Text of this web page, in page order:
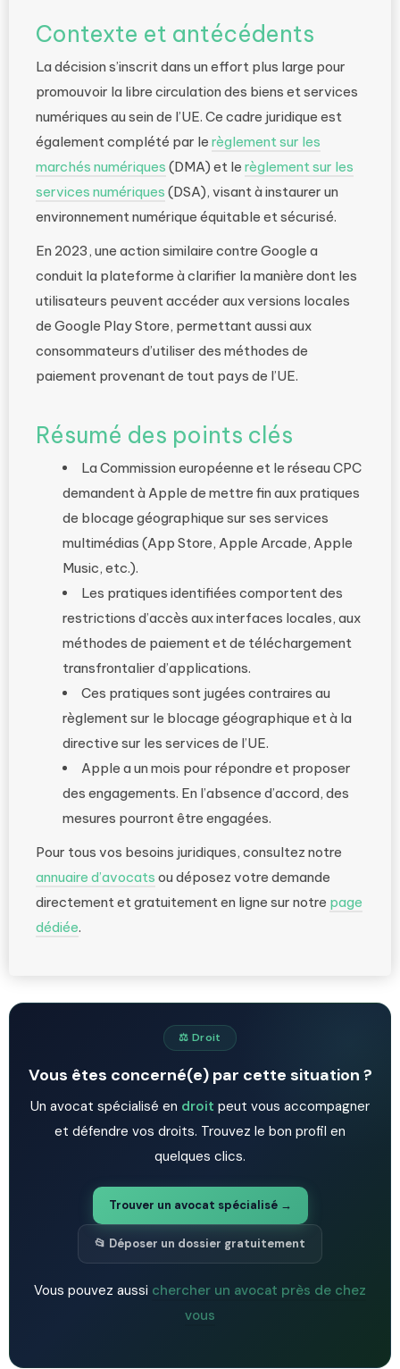
Contexte et antécédents
La décision s’inscrit dans un effort plus large pour
promouvoir la libre circulation des biens et services
numériques au sein de l’UE. Ce cadre juridique est
également complété par le règlement sur les
marchés numériques (DMA) et le règlement sur les
services numériques (DSA), visant à instaurer un
environnement numérique équitable et sécurisé.
En 2023, une action similaire contre Google a
conduit la plateforme à clarifier la manière dont les
utilisateurs peuvent accéder aux versions locales
de Google Play Store, permettant aussi aux
consommateurs d’utiliser des méthodes de
paiement provenant de tout pays de l’UE.
Résumé des points clés
La Commission européenne et le réseau CPC
demandent à Apple de mettre fin aux pratiques
de blocage géographique sur ses services
multimédias (App Store, Apple Arcade, Apple
Music, etc.).
Les pratiques identifiées comportent des
restrictions d’accès aux interfaces locales, aux
méthodes de paiement et de téléchargement
transfrontalier d’applications.
Ces pratiques sont jugées contraires au
règlement sur le blocage géographique et à la
directive sur les services de l’UE.
Apple a un mois pour répondre et proposer
des engagements. En l’absence d’accord, des
mesures pourront être engagées.
Pour tous vos besoins juridiques, consultez notre
annuaire d’avocats ou déposez votre demande
directement et gratuitement en ligne sur notre page
dédiée.
⚖️ Droit
Vous êtes concerné(e) par cette situation ?
Un avocat spécialisé en droit peut vous accompagner
et défendre vos droits. Trouvez le bon profil en
quelques clics.
Trouver un avocat spécialisé →
📂 Déposer un dossier gratuitement
Vous pouvez aussi chercher un avocat près de chez
vous